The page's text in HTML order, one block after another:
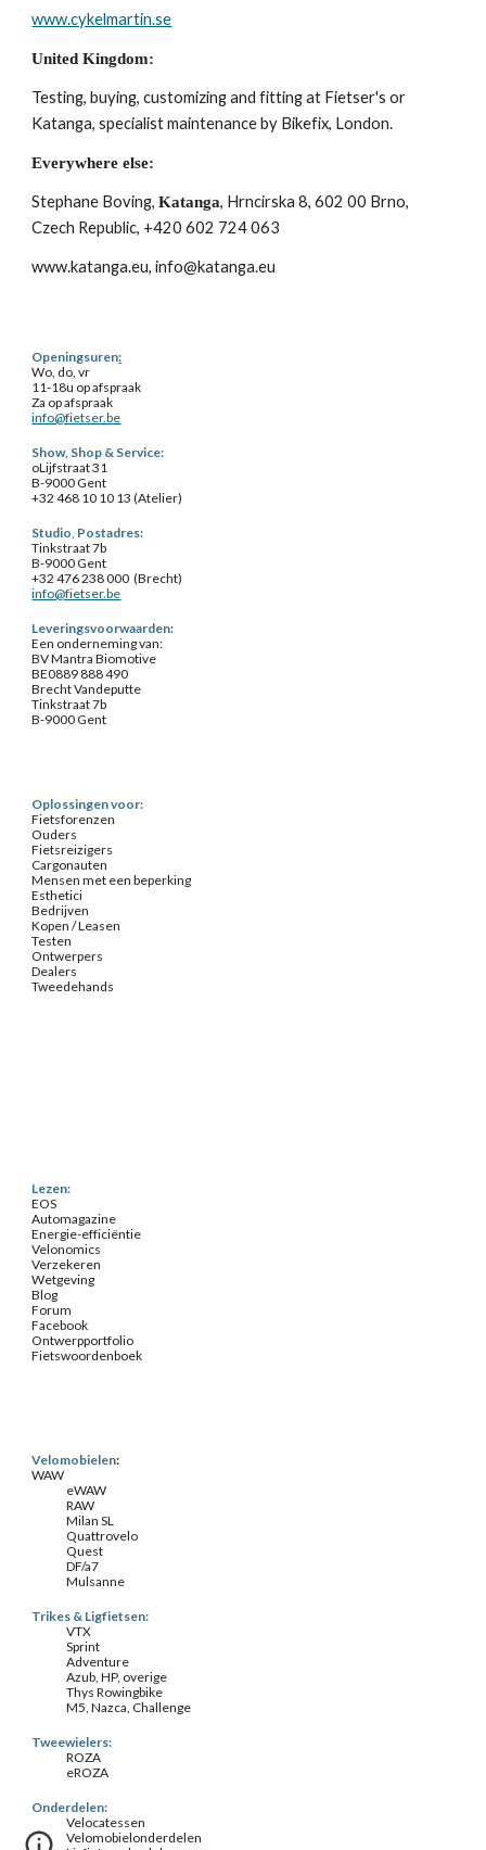
www.cykelmartin.se
United Kingdom:
Testing, buying, customizing and fitting at Fietser's or
Katanga, specialist maintenance by Bikefix, London.
Everywhere else:
Stephane Boving, Katanga, Hrncirska 8, 602 00 Brno,
Czech Republic, +420 602 724 063
www.katanga.eu, info@katanga.eu
Openingsuren:
Wo, do, vr
11-18u op afspraak
Za op afspraak
info@fietser.be
Show, Shop & Service:
oLijfstraat 31
B-9000 Gent
+32 468 10 10 13 (Atelier)
Studio, Postadres:
Tinkstraat 7b
B-9000 Gent
+32 476 238 000 (Brecht)
info@fietser.be
Leveringsvoorwaarden:
Een onderneming van:
BV Mantra Biomotive
BE0889 888 490
Brecht Vandeputte
Tinkstraat 7b
B-9000 Gent
Oplossingen voor:
Fietsforenzen
Ouders
Fietsreizigers
Cargonauten
Mensen met een beperking
Esthetici
Bedrijven
Kopen / Leasen
Testen
Ontwerpers
Dealers
Tweedehands
Lezen:
EOS
Automagazine
Energie-efficiëntie
Velonomics
Verzekeren
Wetgeving
Blog
Forum
Facebook
Ontwerpportfolio
Fietswoordenboek
Velomobielen:
WAW
eWAW
RAW
Milan SL
Quattrovelo
Quest
DF/a7
Mulsanne
Trikes & Ligfietsen:
VTX
Sprint
Adventure
Azub, HP, overige
Thys Rowingbike
M5, Nazca, Challenge
Tweewielers:
ROZA
eROZA
Onderdelen:
Velocatessen
Velomobielonderdelen